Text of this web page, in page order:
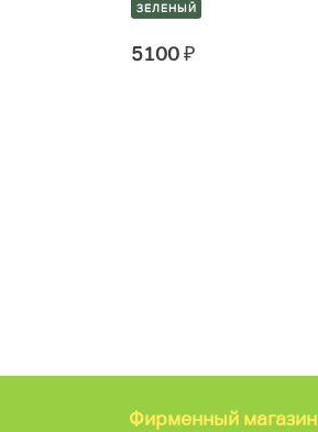
ЗЕЛЕНЫЙ
5100₽
Фирменный магазин